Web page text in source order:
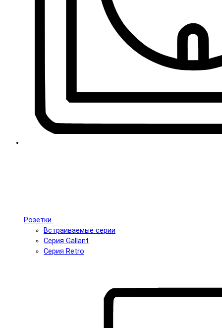
Розетки
Встраиваемые серии
Серия Gallant
Серия Retro